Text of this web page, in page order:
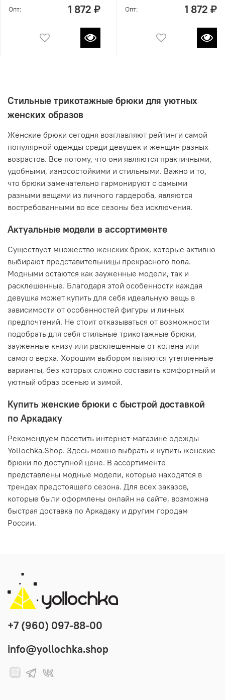
Опт: 1 872 ₽ Опт: 1 872 ₽
Стильные трикотажные брюки для уютных
женских образов
Женские брюки сегодня возглавляют рейтинги самой
популярной одежды среди девушек и женщин разных
возрастов. Все потому, что они являются практичными,
удобными, износостойкими и стильными. Важно и то,
что брюки замечательно гармонируют с самыми
разными вещами из личного гардероба, являются
востребованными во все сезоны без исключения.
Актуальные модели в ассортименте
Существует множество женских брюк, которые активно
выбирают представительницы прекрасного пола.
Модными остаются как зауженные модели, так и
расклешенные. Благодаря этой особенности каждая
девушка может купить для себя идеальную вещь в
зависимости от особенностей фигуры и личных
предпочтений. Не стоит отказываться от возможности
подобрать для себя стильные трикотажные брюки,
зауженные книзу или расклешенные от колена или
самого верха. Хорошим выбором являются утепленные
варианты, без которых сложно составить комфортный и
уютный образ осенью и зимой.
Купить женские брюки с быстрой доставкой
по Аркадаку
Рекомендуем посетить интернет-магазине одежды
Yollochka.Shop. Здесь можно выбрать и купить женские
брюки по доступной цене. В ассортименте
представлены модные модели, которые находятся в
трендах предстоящего сезона. Для всех заказов,
которые были оформлены онлайн на сайте, возможна
быстрая доставка по Аркадаку и другим городам
России.
+7 (960) 097-88-00
info@yollochka.shop